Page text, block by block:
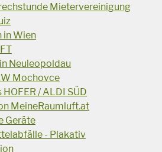
Mietervereinigung
in Wien
Neuleopoldau
Mochovce
/ ALDI SÜD
MeineRaumluft.at
Geräte
- Plakativ